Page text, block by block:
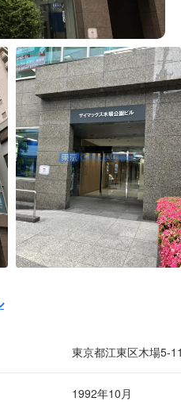
東京都江東区木場5-
1992年10月